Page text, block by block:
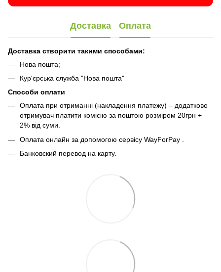
Доставка Оплата
Доставка створити такими способами:
Нова пошта;
Кур'єрська служба "Нова пошта"
Способи оплати
Оплата при отриманні (накладення платежу) – додатково
отримувач платити комісію за поштою розміром 20грн +
2% від суми.
Оплата онлайн за допомогою сервісу WayForPay
Банковский перевод на карту.